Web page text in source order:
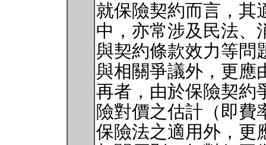
就保險契約而言，其
中，亦常涉及民法、
與契約條款效力等問
與相關爭議外，更應
再者，由於保險契約
險對價之估計（即費
保險法之適用外，更